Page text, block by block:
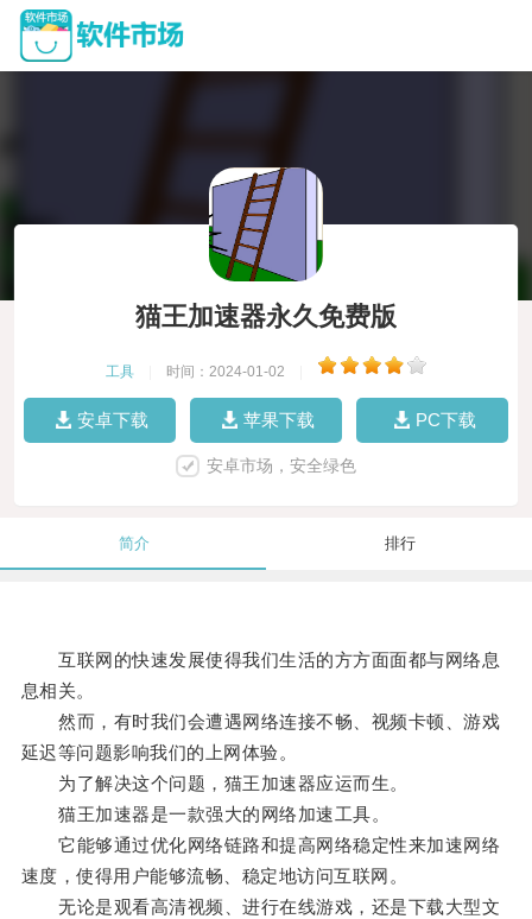
猫王加速器永久免费版
工具 时间：2024-01-02
安卓下载 苹果下载 PC下载
安卓市场，安全绿色
简介 排行
互联网的快速发展使得我们生活的方方面面都与网络息
息相关。
然而，有时我们会遭遇网络连接不畅、视频卡顿、游戏
延迟等问题影响我们的上网体验。
为了解决这个问题，猫王加速器应运而生。
猫王加速器是一款强大的网络加速工具。
它能够通过优化网络链路和提高网络稳定性来加速网络
速度，使得用户能够流畅、稳定地访问互联网。
无论是观看高清视频、进行在线游戏，还是下载大型文